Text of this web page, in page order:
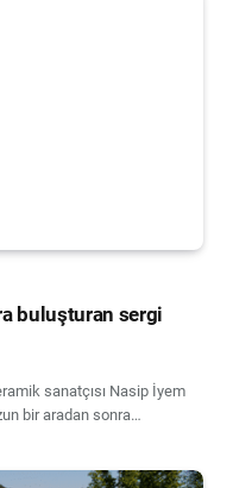
buluşturan sergi
sanatçısı Nasip İyem
bir aradan sonra…